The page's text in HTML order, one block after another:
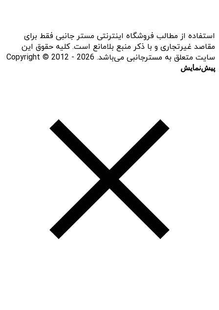
استفاده از مطالب فروشگاه اینترنتی مستر جانبی فقط برای
مقاصد غیرتجاری و با ذکر منبع بلامانع است. کلیه حقوق این
سایت متعلق به مسترجانبی می‌باشد. Copyright © 2012 - 2026
پیش‌نمایش